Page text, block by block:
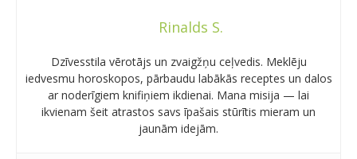
Rinalds S.
Dzīvesstila vērotājs un zvaigžņu ceļvedis. Meklēju
iedvesmu horoskopos, pārbaudu labākās receptes un dalos
ar noderīgiem knifiņiem ikdienai. Mana misija — lai
ikvienam šeit atrastos savs īpašais stūrītis mieram un
jaunām idejām.